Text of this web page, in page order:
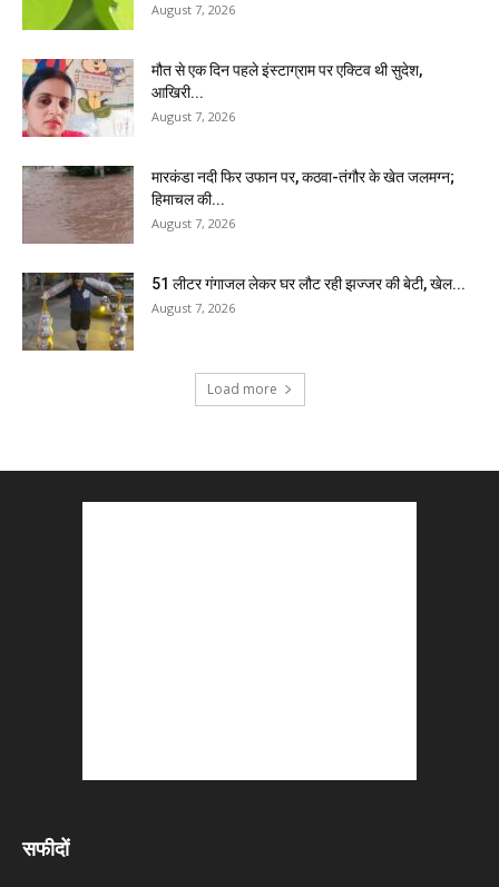
August 7, 2026
मौत से एक दिन पहले इंस्टाग्राम पर एक्टिव थी सुदेश,
आखिरी...
August 7, 2026
मारकंडा नदी फिर उफान पर, कठवा-तंगौर के खेत जलमग्न;
हिमाचल की...
August 7, 2026
51 लीटर गंगाजल लेकर घर लौट रही झज्जर की बेटी, खेल...
August 7, 2026
Load more
सफीदों